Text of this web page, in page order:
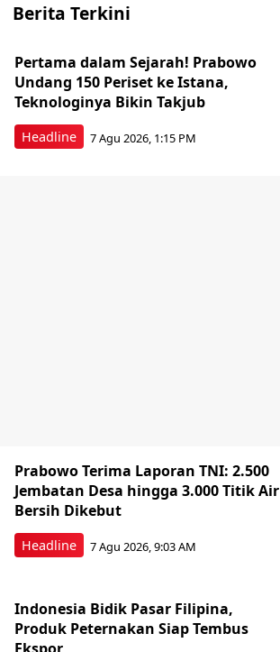
Berita Terkini
Headline
Pertama dalam Sejarah! Prabowo
Undang 150 Periset ke Istana,
Teknologinya Bikin Takjub
7 Agu 2026, 1:15 PM
Headline
Prabowo Terima Laporan TNI: 2.500
Jembatan Desa hingga 3.000 Titik Air
Bersih Dikebut
7 Agu 2026, 9:03 AM
Indonesia Bidik Pasar Filipina,
Produk Peternakan Siap Tembus